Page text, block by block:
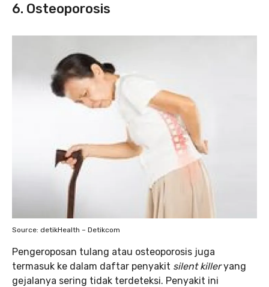
6. Osteoporosis
Source: detikHealth – Detikcom
Pengeroposan tulang atau osteoporosis juga
termasuk ke dalam daftar penyakit silent killeryang
gejalanya sering tidak terdeteksi. Penyakit ini